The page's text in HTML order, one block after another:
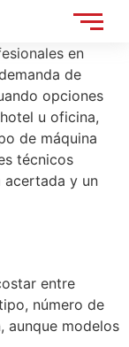
en
de
opciones
u oficina,
de máquina
técnicos
acertada y un
entre
número de
aunque modelos